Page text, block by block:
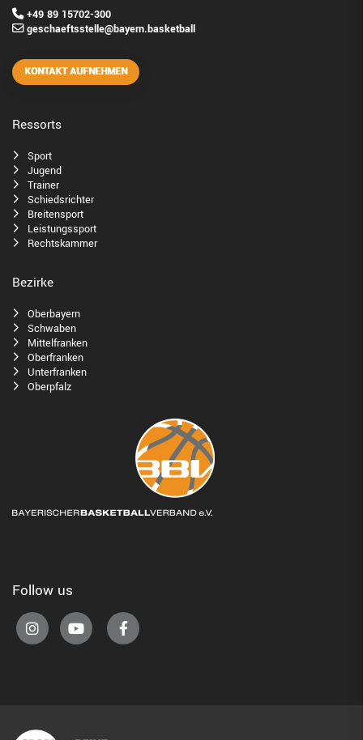
+49 89 15702-300
geschaeftsstelle@bayern.basketball
KONTAKT AUFNEHMEN
Ressorts
Sport
Jugend
Trainer
Schiedsrichter
Breitensport
Leistungssport
Rechtskammer
Bezirke
Oberbayern
Schwaben
Mittelfranken
Oberfranken
Unterfranken
Oberpfalz
Follow us